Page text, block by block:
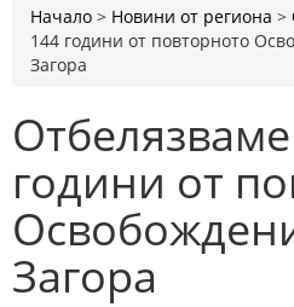
Начало > Новини от региона >
144 години от повторното
Загора
години от
Загора